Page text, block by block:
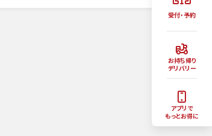
受付・予約
お持ち帰り
デリバリー
アプリで
もっとお得に